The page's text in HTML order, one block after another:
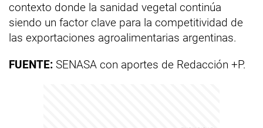
contexto donde la sanidad vegetal continúa
siendo un factor clave para la competitividad de
las exportaciones agroalimentarias argentinas.
FUENTE: SENASA con aportes de Redacción +P.